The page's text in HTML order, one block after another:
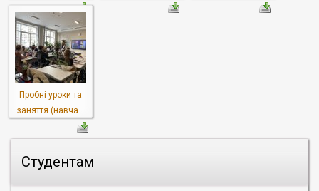
Студентам
Пробні уроки та
заняття (навча...